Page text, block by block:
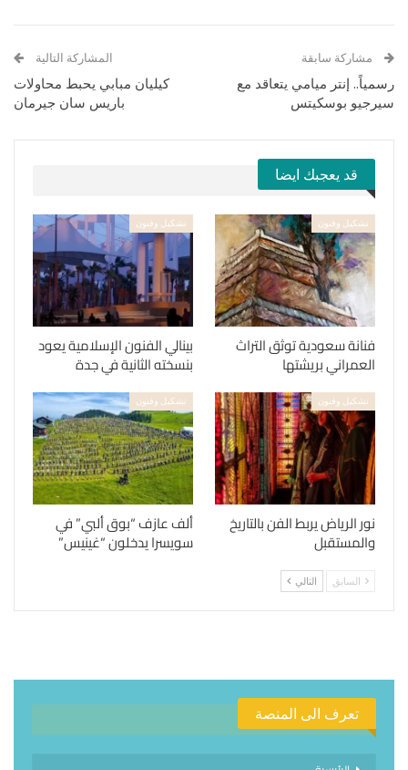
مشاركة سابقة
رسمياً.. إنتر ميامي يتعاقد مع
سيرجيو بوسكيتس
المشاركة التالية
كيليان مبابي يحبط محاولات
باريس سان جيرمان
قد يعجبك ايضا
تشكيل وفنون
فنانة سعودية توثق التراث
العمراني بريشتها
تشكيل وفنون
بينالي الفنون الإسلامية يعود
بنسخته الثانية في جدة
تشكيل وفنون
نور الرياض يربط الفن بالتاريخ
والمستقبل
تشكيل وفنون
ألف عازف “بوق ألبي” في
سويسرا يدخلون “غينيس”
السابق التالي
تعرف الى المنصة